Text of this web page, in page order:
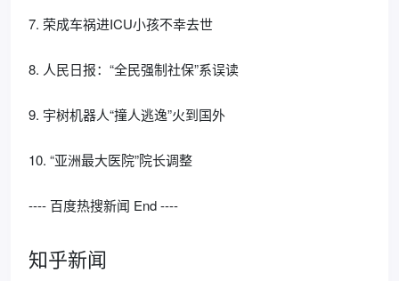
7. 荣成车祸进ICU小孩不幸去世
8. 人民日报：“全民强制社保”系误读
9. 宇树机器人“撞人逃逸”火到国外
10. “亚洲最大医院”院长调整
---- 百度热搜新闻 End ----
知乎新闻